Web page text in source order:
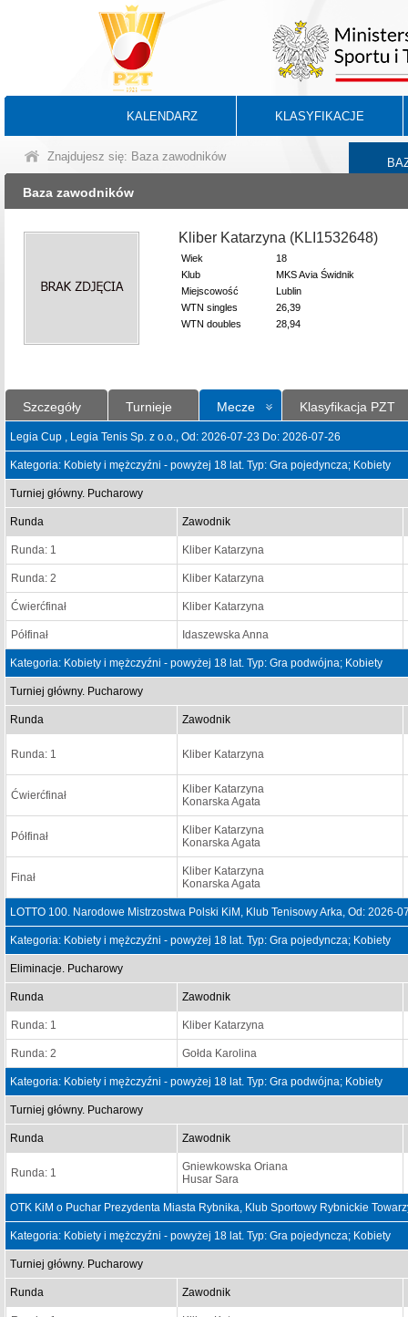
KALENDARZ KLASYFIKACJE
Znajdujesz się: Baza zawodników
Baza zawodników
Kliber Katarzyna (KLI1532648)
Wiek
18
Klub
MKS Avia Świdnik
Miejscowość
Lublin
WTN singles
26,39
WTN doubles
28,94
Szczegóły Turnieje Mecze Klasyfikacja PZT
Legia Cup , Legia Tenis Sp. z o.o., Od: 2026-07-23 Do: 2026-07-26
Kategoria: Kobiety i mężczyźni - powyżej 18 lat. Typ: Gra pojedyncza; Kobiety
Turniej główny. Pucharowy
Runda Zawodnik
Runda: 1 Kliber Katarzyna
Runda: 2 Kliber Katarzyna
Ćwierćfinał Kliber Katarzyna
Półfinał Idaszewska Anna
Kategoria: Kobiety i mężczyźni - powyżej 18 lat. Typ: Gra podwójna; Kobiety
Turniej główny. Pucharowy
Runda Zawodnik
Runda: 1 Kliber Katarzyna
Ćwierćfinał
Kliber Katarzyna
Konarska Agata
Półfinał
Kliber Katarzyna
Konarska Agata
Finał
Kliber Katarzyna
Konarska Agata
LOTTO 100. Narodowe Mistrzostwa Polski KiM, Klub Tenisowy Arka, Od: 2026-
Kategoria: Kobiety i mężczyźni - powyżej 18 lat. Typ: Gra pojedyncza; Kobiety
Eliminacje. Pucharowy
Runda Zawodnik
Runda: 1 Kliber Katarzyna
Runda: 2 Gołda Karolina
Kategoria: Kobiety i mężczyźni - powyżej 18 lat. Typ: Gra podwójna; Kobiety
Turniej główny. Pucharowy
Runda Zawodnik
Runda: 1
Gniewkowska Oriana
Husar Sara
OTK KiM o Puchar Prezydenta Miasta Rybnika, Klub Sportowy Rybnickie
Kategoria: Kobiety i mężczyźni - powyżej 18 lat. Typ: Gra pojedyncza; Kobiety
Turniej główny. Pucharowy
Runda Zawodnik